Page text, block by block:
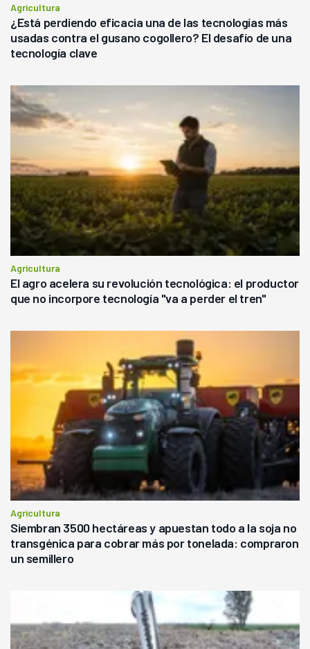
Agricultura
¿Está perdiendo eficacia una de las tecnologías más
usadas contra el gusano cogollero? El desafío de una
tecnología clave
Agricultura
El agro acelera su revolución tecnológica: el productor
que no incorpore tecnología "va a perder el tren"
Agricultura
Siembran 3500 hectáreas y apuestan todo a la soja no
transgénica para cobrar más por tonelada: compraron
un semillero